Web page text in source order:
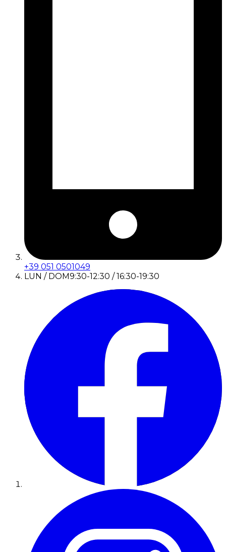
+39 051 0501049
LUN / DOM9:30-12:30 / 16:30-19:30